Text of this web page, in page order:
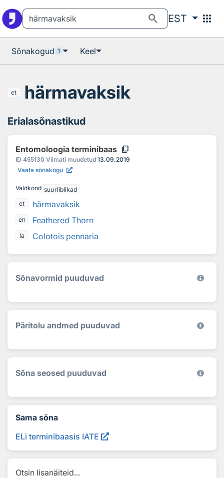
search EST apps
Sõnakogud 1 Keel
et härmavaksik
Erialasõnastikud
Entomoloogia terminibaas content_copy
ID 455130 Viimati muudetud 13.09.2019
Vaata sõnakogu
Valdkond suurliblikad
et
härmavaksik
en Feathered Thorn
la Colotois pennaria
Sõnavormid puuduvad
Päritolu andmed puuduvad
Sõna seosed puuduvad
Sama sõna
ELi terminibaasis IATE
Otsin lisanäiteid...